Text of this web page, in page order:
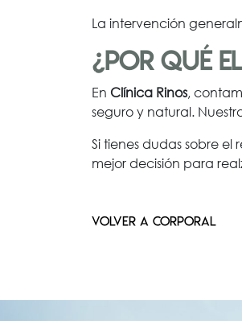
La intervención
¿Por qué
En Clínica Rinos,
seguro y natural.
Si tienes dudas sobre
mejor decisión para
VOLVER A CORPORAL